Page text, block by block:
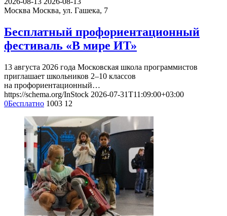
Москва Москва, ул. Гашека, 7
Бесплатный профориентационный
фестиваль «В мире ИТ»
13 августа 2026 года Московская школа программистов
приглашает школьников 2–10 классов
на профориентационный…
https://schema.org/InStock 2026-07-31T11:09:00+03:00
0Бесплатно 1003 12